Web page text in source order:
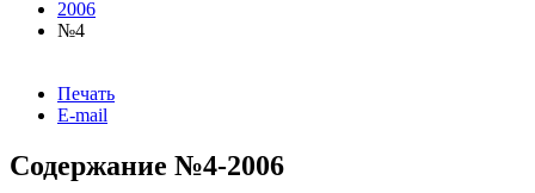
2006
№4
Печать
E-mail
Содержание №4-2006